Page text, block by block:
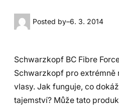
Posted by–6. 3. 2014
Schwarzkopf BC Fibre
Schwarzkopf pro extrémně
vlasy. Jak funguje, co
tajemství? Může tato